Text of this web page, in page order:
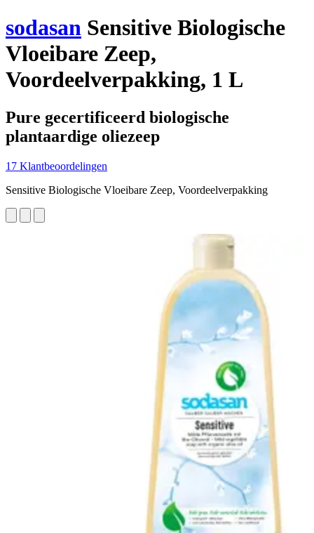
sodasan Sensitive Biologische
Vloeibare Zeep,
Voordeelverpakking, 1 L
Pure gecertificeerd biologische
plantaardige oliezeep
17 Klantbeoordelingen
Sensitive Biologische Vloeibare Zeep, Voordeelverpakking